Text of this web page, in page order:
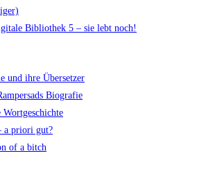
Biblio­thek 5 – sie lebt noch!
und ihre Übersetzer
Biografie
a prio­ri gut?
of a bitch